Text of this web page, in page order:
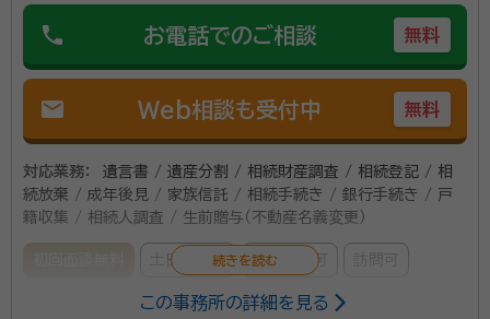
phone お電話でのご相談 無料
mail Web相談も受付中 無料
対応業務：
遺言書 / 遺産分割 / 相続財産調査 / 相続登記 / 相
続放棄 / 成年後見 / 家族信託 / 相続手続き / 銀行手続き / 戸
籍収集 / 相続人調査 / 生前贈与（不動産名義変更）
土日相談可 電話相談可 訪問可
この事務所の詳細を見る